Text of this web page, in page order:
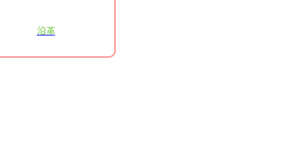
沿革